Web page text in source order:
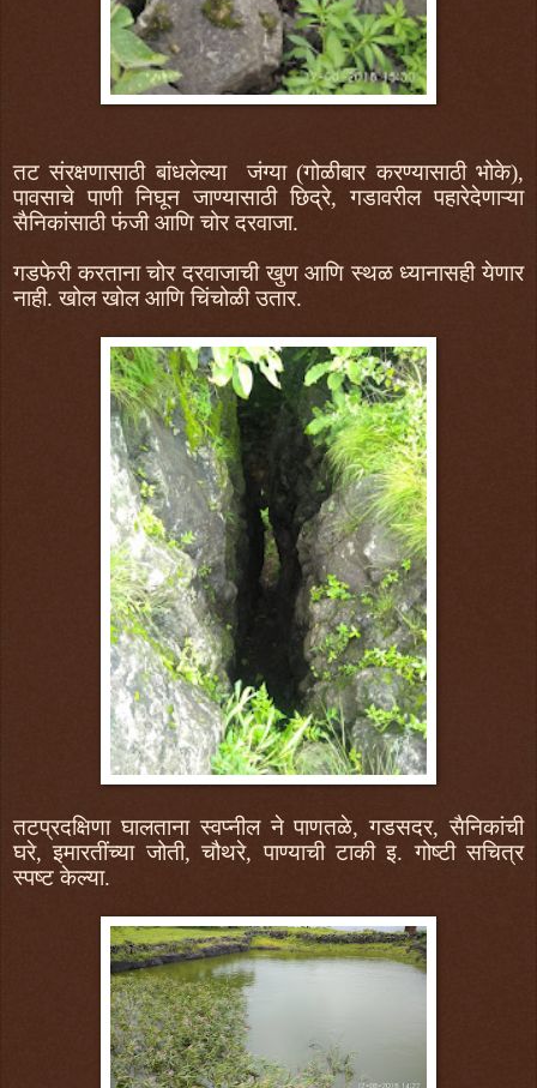
तट संरक्षणासाठी बांधलेल्या जंग्या (गोळीबार करण्यासाठी भोके),
पावसाचे पाणी निघून जाण्यासाठी छिद्रे, गडावरील पहारेदेणाऱ्या
सैनिकांसाठी फंजी आणि चोर दरवाजा.
गडफेरी करताना चोर दरवाजाची खुण आणि स्थळ ध्यानासही येणार
नाही. खोल खोल आणि चिंचोळी उतार.
तटप्रदक्षिणा घालताना स्वप्नील ने पाणतळे, गडसदर, सैनिकांची
घरे, इमारतींच्या जोती, चौथरे, पाण्याची टाकी इ. गोष्टी सचित्र
स्पष्ट केल्या.